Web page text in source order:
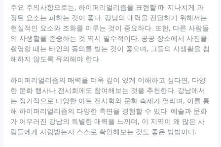
주요 주의사항으로는, 하이퍼리얼리즘을 표현할 때 지나치게 과
장된 요소는 피하는 것이 좋다. 강남의 매력을 전달하기 위해서는
현실적인 요소와 조화를 이루는 것이 중요하다. 또한, 다른 사람들
의 사생활을 존중하는 것 역시 필수적이다. 공공 장소에서 사진을
촬영할 때는 타인의 동의를 받는 것이 좋으며, 그들의 사생활을 침
해하지 않도록 유의해야 한다.
하이퍼리얼리즘의 매력을 더욱 깊이 있게 이해하고 싶다면, 다양
한 문화 행사나 전시회에도 참여해보는 것을 추천한다. 강남에서
는 정기적으로 다양한 아트 전시회와 문화 축제가 열리며, 이를 통
해 하이퍼리얼리즘의 다양한 측면을 경험할 수 있다. 예술과 문화
가 어우러진 강남의 특별한 매력을 느끼며, 이 지역이 왜 많은 사
람들에게 사랑받는지 스스로 확인해보는 것도 좋은 방법이다.